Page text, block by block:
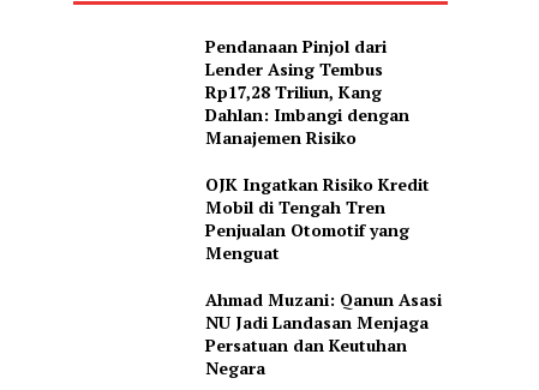
Pendanaan Pinjol dari
Lender Asing Tembus
Rp17,28 Triliun, Kang
Dahlan: Imbangi dengan
Manajemen Risiko
OJK Ingatkan Risiko Kredit
Mobil di Tengah Tren
Penjualan Otomotif yang
Menguat
Ahmad Muzani: Qanun Asasi
NU Jadi Landasan Menjaga
Persatuan dan Keutuhan
Negara